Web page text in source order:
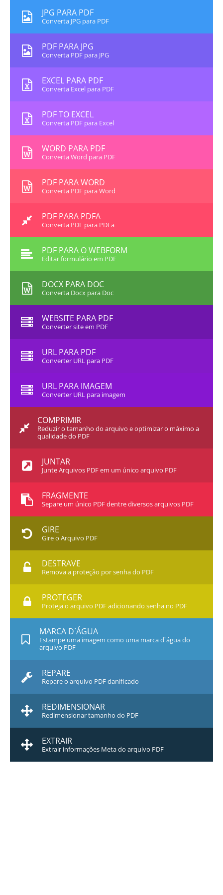
JPG PARA PDF
Converta JPG para PDF
PDF PARA JPG
Converta PDF para JPG
EXCEL PARA PDF
Converta Excel para PDF
PDF TO EXCEL
Converta PDF para Excel
WORD PARA PDF
Converta Word para PDF
PDF PARA WORD
Converta PDF para Word
PDF PARA PDFA
Converta PDF para PDFa
PDF PARA O WEBFORM
Editar formulário em PDF
DOCX PARA DOC
Converta Docx para Doc
WEBSITE PARA PDF
Converter site em PDF
URL PARA PDF
Converter URL para PDF
URL PARA IMAGEM
Converter URL para imagem
COMPRIMIR
Reduzir o tamanho do arquivo e optimizar o máximo a
qualidade do PDF
JUNTAR
Junte Arquivos PDF em um único arquivo PDF
FRAGMENTE
Separe um único PDF dentre diversos arquivos PDF
GIRE
Gire o Arquivo PDF
DESTRAVE
Remova a proteção por senha do PDF
PROTEGER
Proteja o arquivo PDF adicionando senha no PDF
MARCA D`ÁGUA
Estampe uma imagem como uma marca d`água do
arquivo PDF
REPARE
Repare o arquivo PDF danificado
REDIMENSIONAR
Redimensionar tamanho do PDF
EXTRAIR
Extrair informações Meta do arquivo PDF